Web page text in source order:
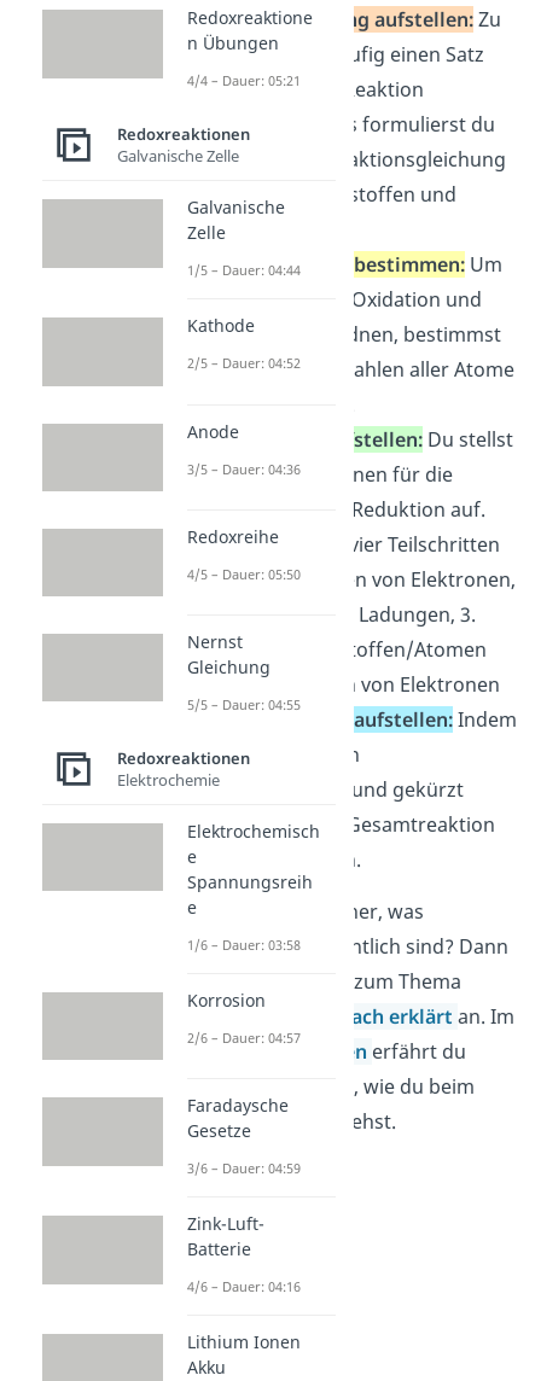
Reaktionsgleichung aufstellen:Zu
Beginn hast du häufig einen Satz
gegeben, der die Reaktion
beschreibt. Daraus formulierst du
eine vorläufige Reaktionsgleichung
mit den Ausgangsstoffen und
Endprodukten.
Oxidationszahlen bestimmen:Um
die Teilreaktionen Oxidation und
Reduktion zuzuordnen, bestimmst
du die Oxidationszahlen aller Atome
Teilreaktionen aufstellen:Du stellst
nun die Teilreaktionen für die
Oxidation und die Reduktion auf.
Dabei gehst du in vier Teilschritten
vor: 1. Aufschreiben von Elektronen,
2. Ausgleichen von Ladungen, 3.
Ausgleichen von Stoffen/Atomen
und 4. Ausgleichen von Elektronen
Gesamtgleichung aufstellen:Indem
die Teilgleichungen
zusammengefügt und gekürzt
werden, kann die Gesamtreaktion
aufgestellt werden.
Bist du dir noch unsicher, was
Redoxreaktionen eigentlich sind? Dann
schau dir unser Video zum Thema
Redoxreaktionen einfach erklärt an. Im
VideoRedoxreaktionen erfährt du
hingegen noch einmal, wie du beim
Aufstellen genau vorgehst.
Redoxreaktione
n Übungen
4/4 – Dauer: 05:21
Redoxreaktionen
Galvanische Zelle
Galvanische
Zelle
1/5 – Dauer: 04:44
Kathode
2/5 – Dauer: 04:52
Anode
3/5 – Dauer: 04:36
Redoxreihe
4/5 – Dauer: 05:50
Nernst
Gleichung
5/5 – Dauer: 04:55
Redoxreaktionen
Elektrochemie
Elektrochemisch
e
Spannungsreih
e
1/6 – Dauer: 03:58
Korrosion
2/6 – Dauer: 04:57
Faradaysche
Gesetze
3/6 – Dauer: 04:59
Zink-Luft-
Batterie
4/6 – Dauer: 04:16
Lithium Ionen
Akku